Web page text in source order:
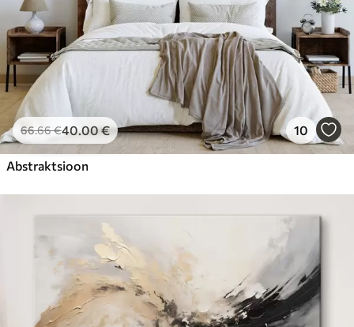
66.66€40.00€ 10
Abstraktsioon